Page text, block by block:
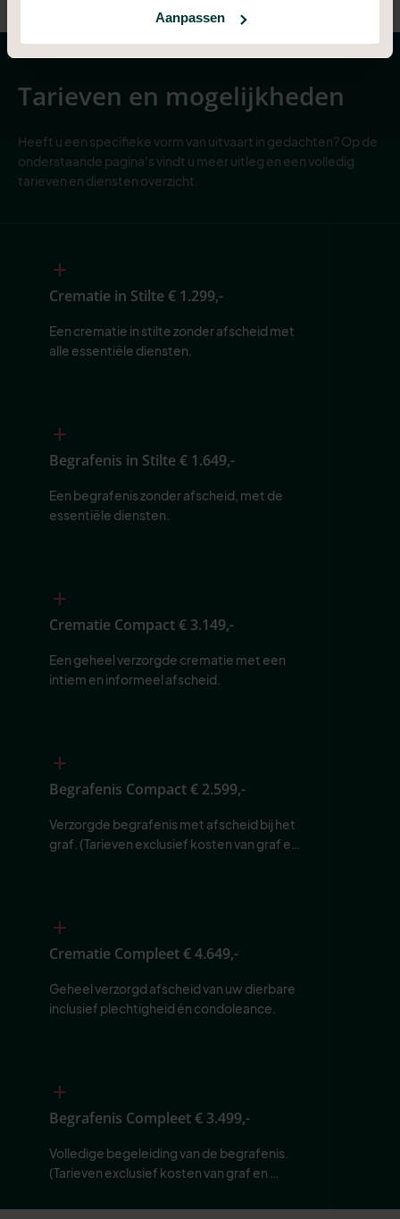
Aanpassen
Tarieven en mogelijkheden
Heeft u een specifieke vorm van uitvaart in gedachten? Op de
onderstaande pagina's vindt u meer uitleg en een volledig
tarieven en diensten overzicht.
Crematie in Stilte€ 1.299,-
Een crematie in stilte zonder afscheid met
alle essentiële diensten.
Begrafenis in Stilte€ 1.649,-
Een begrafenis zonder afscheid, met de
essentiële diensten.
Crematie Compact€ 3.149,-
Een geheel verzorgde crematie met een
intiem en informeel afscheid.
Begrafenis Compact€ 2.599,-
Verzorgde begrafenis met afscheid bij het
graf. (Tarieven exclusief kosten van graf en
Crematie Compleet€ 4.649,-
Geheel verzorgd afscheid van uw dierbare
inclusief plechtigheid én condoleance.
Begrafenis Compleet€ 3.499,-
Volledige begeleiding van de begrafenis.
(Tarieven exclusief kosten van graf en